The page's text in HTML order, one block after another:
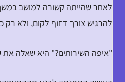
לאחר שהייתה קשורה למושב
להרגיש צורך דחוף לקום, ולא רק
"איפה השירותים?" היא שאלה את